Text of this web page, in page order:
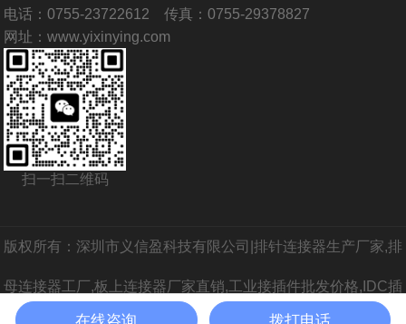
电话：0755-23722612 传真：0755-29378827
网址：www.yixinying.com
扫一扫二维码
版权所有：深圳市义信盈科技有限公司|排针连接器生产厂家,排
母连接器工厂,板上连接器厂家直销,工业接插件批发价格,IDC插
在线咨询 拨打电话